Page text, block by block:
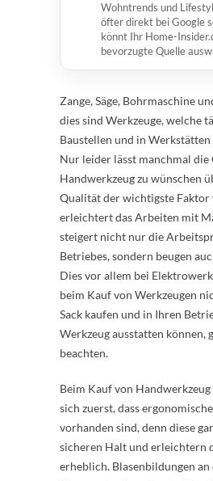
Wohntrends und
öfter direkt bei Google
könnt Ihr Home-
bevorzugte Quelle
Zange, Säge, Bohrmaschine
dies sind Werkzeuge, welche
Baustellen und in
Nur leider lässt manchmal die
Handwerkzeug zu wünschen
Qualität der wichtigste Faktor
erleichtert das Arbeiten mit
steigert nicht nur die
Betriebes, sondern beugen
Dies vor allem bei
beim Kauf von Werkzeugen
Sack kaufen und in Ihren
Werkzeug ausstatten können,
beachten.
Beim Kauf von
sich zuerst, dass
vorhanden sind, denn diese
sicheren Halt und erleichtern
erheblich. Blasenbildungen an